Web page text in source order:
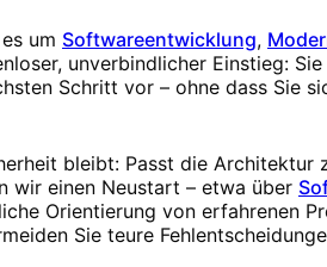
um Softwareentwicklung,
unverbindlicher Einstieg:
Schritt vor – ohne dass Sie
bleibt: Passt die Architektur
wir einen Neustart – etwa über
Orientierung von erfahrenen
Sie teure